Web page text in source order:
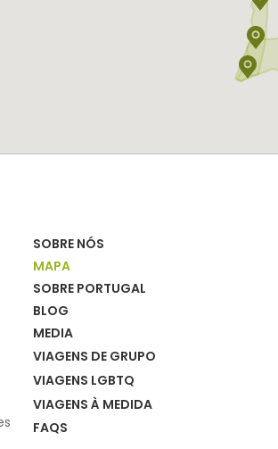
SOBRE NÓS
MAPA
SOBRE PORTUGAL
BLOG
MEDIA
VIAGENS DE GRUPO
VIAGENS LGBTQ
VIAGENS À MEDIDA
FAQS